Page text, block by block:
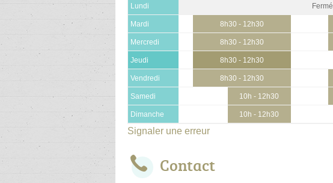
Lundi Fermé
Mardi 8h30 - 12h30
Mercredi 8h30 - 12h30
Jeudi 8h30 - 12h30
Vendredi 8h30 - 12h30
Samedi 10h - 12h30
Dimanche 10h - 12h30
Signaler une erreur
Contact